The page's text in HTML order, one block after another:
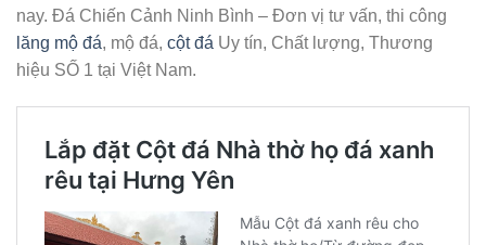
nay. Đá Chiến Cảnh Ninh Bình – Đơn vị tư vấn, thi công
lăng mộ đá, mộ đá, cột đá Uy tín, Chất lượng, Thương
hiệu SỐ 1 tại Việt Nam.